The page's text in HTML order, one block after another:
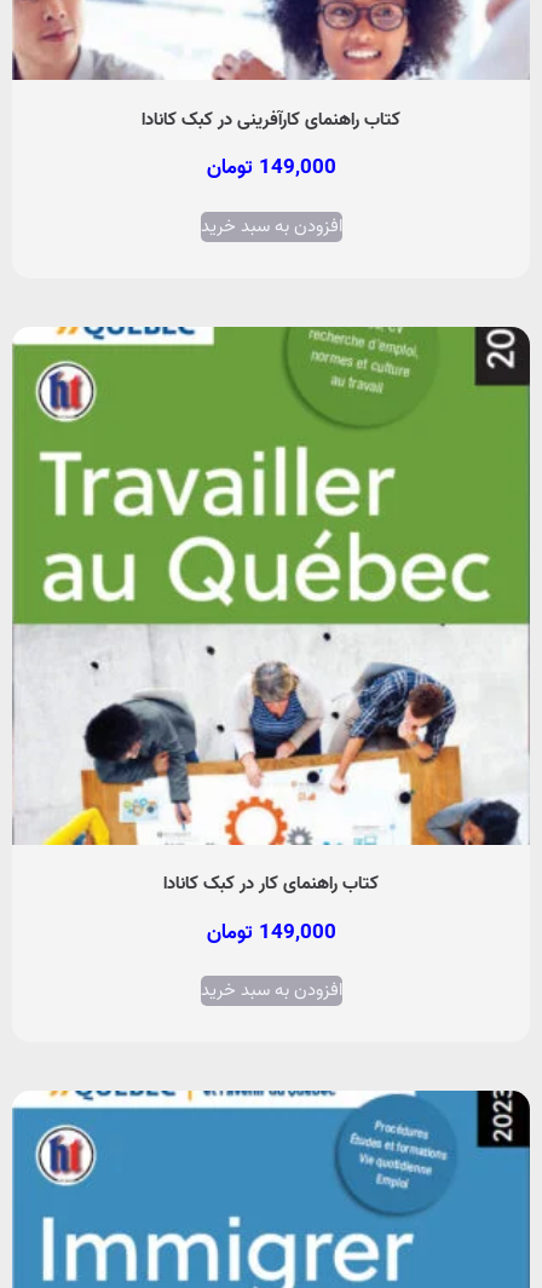
کتاب راهنمای کارآفرینی در کبک کانادا
149,000 تومان
افزودن به سبد خرید
کتاب راهنمای کار در کبک کانادا
149,000 تومان
افزودن به سبد خرید